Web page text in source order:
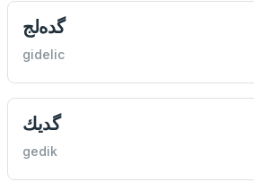
گده‌لج
gidelic
گديك
gedik